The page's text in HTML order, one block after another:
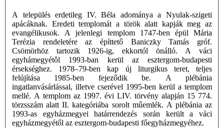
A település erdetileg IV. Béla adománya a Nyulak-szigeti
apácáknak. Eredeti templomát a török alatt kapják meg az
evangélikusok. A jelenlegi templom 1747-ben épül Mária
Terézia rendeletére az építtető Baniczky Tamás gróf.
Csömörhöz tartozik 1926-ig, ekkortól önálló. A váci
egyhámegyétôl 1993-ban kerül az esztergom-budapesti
érsekséghez. 1978–79-ben kap új liturgikus teret, teljes
felújítása 1985-ben fejeződik be. A plébánia
ingatlanvásárlással, illetve cserével 1995-ben kerül a templom
mellé. A templom az 1997. évi LIV. törvény alapján 15 774.
törzsszám alatt II. kategóriába sorolt műemlék. A plébánia az
1993-as egyházmegyei határrendezés során került a váci
egyházmegyétől az esztergom-budapesti főegyházmegyéhez.